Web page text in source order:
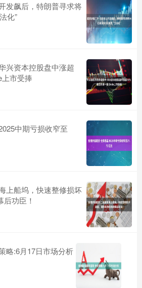
发飙后，特朗普寻求将
化”
兴资本控股盘中涨超
市受捧
中期亏损收窄至
上船坞，快速整修损坏
功臣！
略:6月17日市场分析